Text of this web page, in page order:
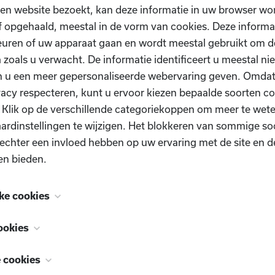
website bezoekt, kan deze informatie in uw browser
opgehaald, meestal in de vorm van cookies. Deze
of uw apparaat gaan en wordt meestal gebruikt om
zoals u verwacht. De informatie identificeert u meestal
u een meer gepersonaliseerde webervaring geven.
respecteren, kunt u ervoor kiezen bepaalde soorten
op de verschillende categoriekoppen om meer te
te wijzigen. Het blokkeren van sommige
een invloed hebben op uw ervaring met de site en
bieden.
cookies
zijn noodzakelijk voor het functioneren van de website
Ze worden meestal alleen ingesteld als reactie
uitgevoerd en die neerkomen op een verzoek om
uw privacyvoorkeuren, inloggen of het invullen van
ook bekend als "functionaliteitscookies", stellen een
u in het verleden hebt gemaakt te onthouden, zoals